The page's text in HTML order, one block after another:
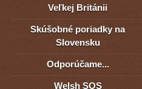
Veľkej Británii
Skúšobné poriadky na
Slovensku
Odporúčame...
Welsh SOS